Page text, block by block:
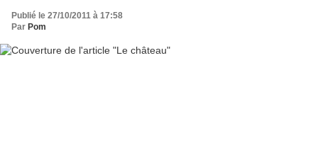
Publié le 27/10/2011 à 17:58
Par Pom